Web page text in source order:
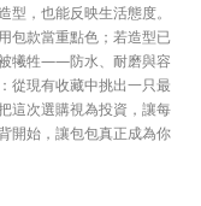
，也能反映生活態度。
包款當重點色；若造型已
犧牲——防水、耐磨與容
從現有收藏中挑出一只最
這次選購視為投資，讓每
開始，讓包包真正成為你